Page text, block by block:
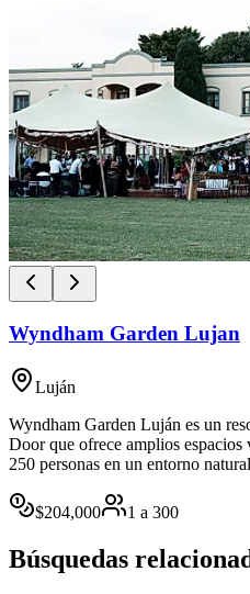
Wyndham Garden Lujan
Luján
Wyndham Garden Luján es un
Door que ofrece amplios espacios
250 personas en un entorno
$204,000 1 a 300
Búsquedas